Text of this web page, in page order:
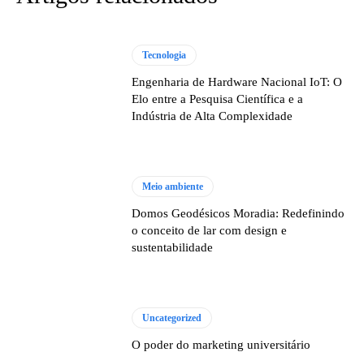
Tecnologia
Engenharia de Hardware Nacional IoT: O
Elo entre a Pesquisa Científica e a
Indústria de Alta Complexidade
Meio ambiente
Domos Geodésicos Moradia: Redefinindo
o conceito de lar com design e
sustentabilidade
Uncategorized
O poder do marketing universitário